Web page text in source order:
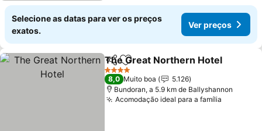
Selecione as datas para ver os preços
exatos.
Ver preços
PartilharAdicionar aos favoritos
The Great Northern Hotel
4 Estrelas
8,0 Muito boa
5.126
Bundoran, a 5.9 km de Ballyshannon
Acomodação ideal para a família